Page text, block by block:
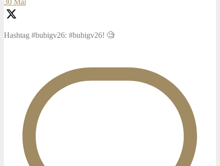
30 Mai
Hashtag #bubigv26: #bubigv26! 🧐